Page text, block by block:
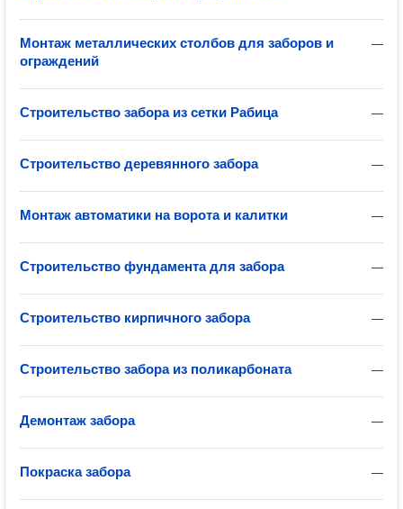
—
Монтаж металлических столбов для заборов и
ограждений
—
Строительство забора из сетки Рабица
—
Строительство деревянного забора
—
Монтаж автоматики на ворота и калитки
—
Строительство фундамента для забора
—
Строительство кирпичного забора
—
Строительство забора из поликарбоната
—
Демонтаж забора
—
Покраска забора